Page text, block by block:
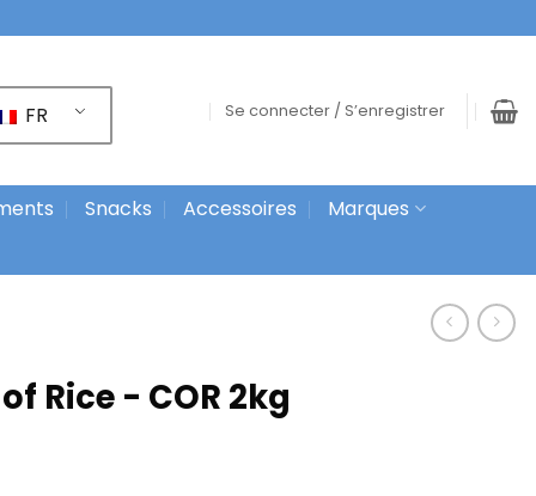
FR Se connecter / S’enregistrer
Snacks Accessoires Marques
Rice - COR 2kg